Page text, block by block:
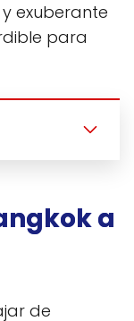
exuberante
para
a
de